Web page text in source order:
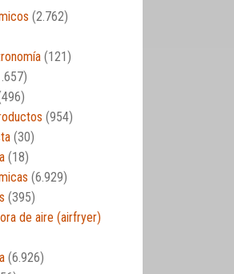
(2.762)
(121)
(954)
(30)
(18)
(6.929)
(395)
de aire (airfryer)
(6.926)